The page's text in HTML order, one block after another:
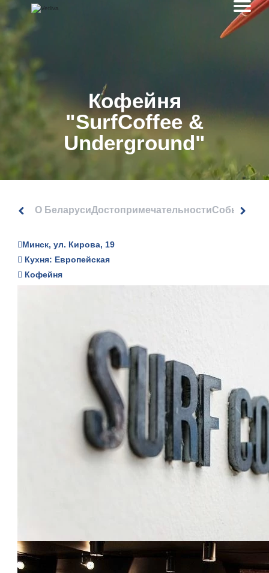
Кофейня
"SurfCoffee &
Undergrоund"
О БеларусиДостопримечательностиСобытия
Минск, ул. Кирова, 19
Кухня: Европейская
Кофейня